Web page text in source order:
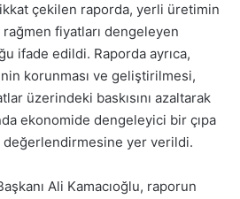
çekilen raporda, yerli üretimin
rağmen fiyatları dengeleyen
ifade edildi. Raporda ayrıca,
korunması ve geliştirilmesi,
üzerindeki baskısını azaltarak
ekonomide dengeleyici bir çıpa
yer verildi.
Ali Kamacıoğlu, raporun